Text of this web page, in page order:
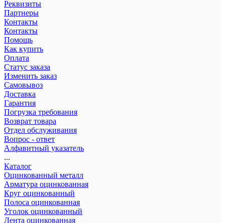
Реквизиты
Партнеры
Контакты
Контакты
Помощь
Как купить
Оплата
Статус заказа
Изменить заказ
Самовывоз
Доставка
Гарантия
Погрузка требования
Возврат товара
Отдел обслуживания
Вопрос - ответ
Алфавитный указатель
...
Каталог
Оцинкованный металл
Арматура оцинкованная
Круг оцинкованный
Полоса оцинкованная
Уголок оцинкованный
Лента оцинкованная